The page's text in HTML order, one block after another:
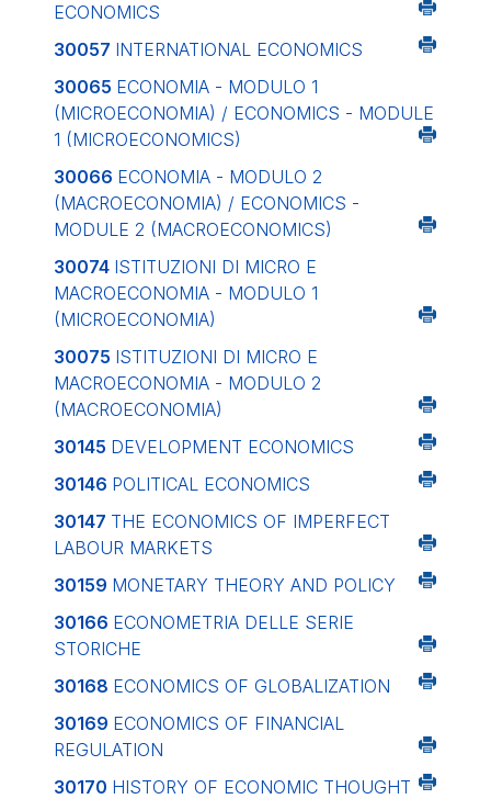
ECONOMICS
30057 INTERNATIONAL ECONOMICS
30065 ECONOMIA - MODULO 1
(MICROECONOMIA) / ECONOMICS - MODULE
1 (MICROECONOMICS)
30066 ECONOMIA - MODULO 2
(MACROECONOMIA) / ECONOMICS -
MODULE 2 (MACROECONOMICS)
30074 ISTITUZIONI DI MICRO E
MACROECONOMIA - MODULO 1
(MICROECONOMIA)
30075 ISTITUZIONI DI MICRO E
MACROECONOMIA - MODULO 2
(MACROECONOMIA)
30145 DEVELOPMENT ECONOMICS
30146 POLITICAL ECONOMICS
30147 THE ECONOMICS OF IMPERFECT
LABOUR MARKETS
30159 MONETARY THEORY AND POLICY
30166 ECONOMETRIA DELLE SERIE
STORICHE
30168 ECONOMICS OF GLOBALIZATION
30169 ECONOMICS OF FINANCIAL
REGULATION
30170 HISTORY OF ECONOMIC THOUGHT